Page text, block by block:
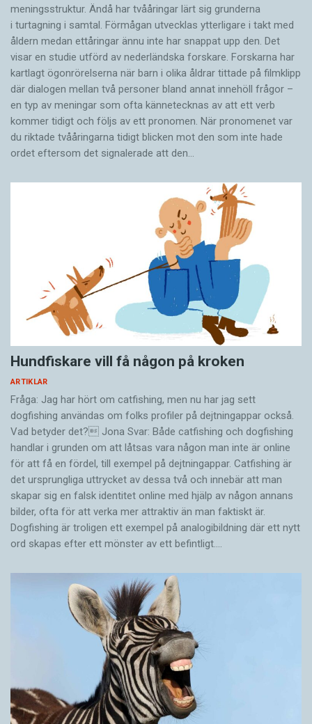
meningsstruktur. Ändå har tvååringar lärt sig grunderna
i turtagning i samtal. Förmågan utvecklas ytterligare i takt med
åldern medan ettåringar ännu inte har snappat upp den. Det
visar en studie utförd av nederländska forskare. Forskarna har
kartlagt ögonrörelserna när barn i olika åldrar tittade på filmklipp
där dialogen mellan två personer bland annat innehöll frågor –
en typ av meningar som ofta kännetecknas av att ett verb
kommer tidigt och följs av ett pronomen. När pronomenet var
du riktade tvååringarna tidigt blicken mot den som inte hade
ordet eftersom det ­signalerade att den…
Hundfiskare vill få någon på kroken
ARTIKLAR
Fråga: Jag har hört om catfishing, men nu har jag sett
dogfishing användas om folks profiler på dejtningappar också.
Vad betyder det? Jona Svar: Både catfishing och dogfishing
handlar i grunden om att låtsas vara någon man inte är online
för att få en fördel, till exempel på dejtningappar. Catfishing är
det ursprungliga uttrycket av dessa två och innebär att man
skapar sig en falsk identitet online med hjälp av någon annans
bilder, ofta för att verka mer attraktiv än man faktiskt är.
Dogfishing är troligen ett exempel på analogibildning där ett nytt
ord skapas efter ett mönster av ett befintligt.…